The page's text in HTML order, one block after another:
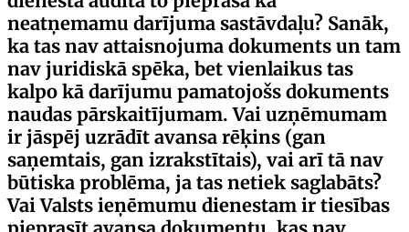
neatņemamu darījuma sastāvdaļu? Sanāk,
ka tas nav attaisnojuma dokuments un tam
nav juridiskā spēka, bet vienlaikus tas
kalpo kā darījumu pamatojošs dokuments
naudas pārskaitījumam. Vai uzņēmumam
ir jāspēj uzrādīt avansa rēķins (gan
saņemtais, gan izrakstītais), vai arī tā nav
būtiska problēma, ja tas netiek saglabāts?
Vai Valsts ieņēmumu dienestam ir tiesības